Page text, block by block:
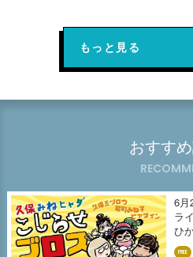
もっと見る
おすす
6月
ラ
ひ
収
FREE